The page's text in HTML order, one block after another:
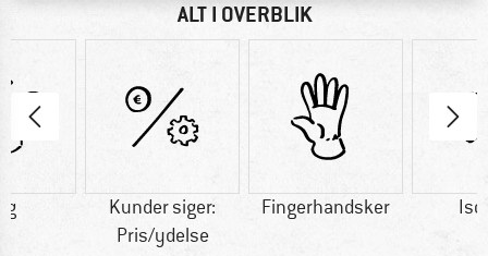
ALT I OVERBLIK
g
Kunder siger:
Pris/ydelse
Fingerhandsker